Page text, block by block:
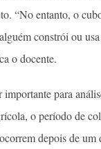
“No entanto, o
constrói ou
o docente.
para
o período de
depois de um